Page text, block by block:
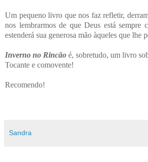
Um pequeno livro que nos faz refletir,
nos lembrarmos de que Deus está sempre
estenderá sua generosa mão àqueles que lhe
Inverno no Rincão é, sobretudo, um livro
Tocante e comovente!
Recomendo!
Sandra